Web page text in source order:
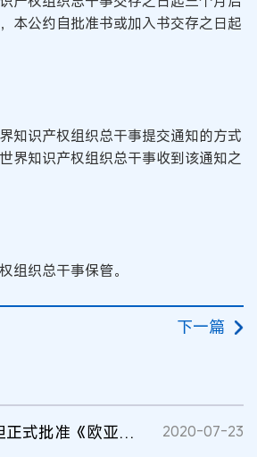
本公约自批准书或加入书交存之日起
知识产权组织总干事提交通知的方式
界知识产权组织总干事收到该通知之
组织总干事保管。
下一篇
吉尔吉斯斯坦正式批准《欧亚专利公约工业品外观设计保护议定书》 2020-07-23